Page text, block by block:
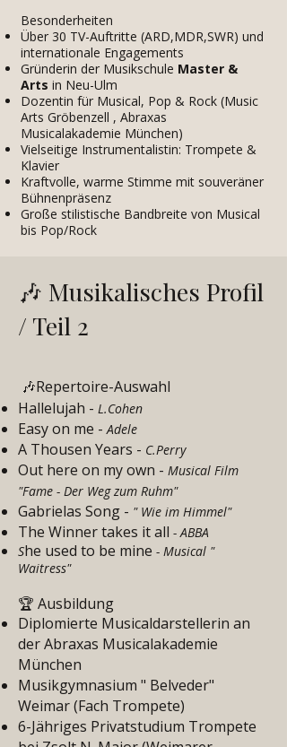
Besonderheiten​
Über 30 TV-Auftritte (ARD,MDR,SWR) und
internationale Engagements
Gründerin der Musikschule Master &
Arts in Neu-Ulm
Dozentin für Musical, Pop & Rock (Music
Arts Gröbenzell , Abraxas
Musicalakademie München)
Vielseitige Instrumentalistin: Trompete &
Klavier
Kraftvolle, warme Stimme mit souveräner
Bühnenpräsenz
Große stilistische Bandbreite von Musical
bis Pop/Rock
🎶 Musikalisches Profil
/ Teil 2
🎶Repertoire-Auswahl
Hallelujah - L.Cohen
Easy on me -Adele
A Thousen Years - C.Perry
Out here on my own - Musical Film
"Fame - Der Weg zum Ruhm"
Gabrielas Song - " Wie im Himmel"
The Winner takes it all - ABBA
She used to be mine - Musical "
Waitress"
🏆 Ausbildung
Diplomierte Musicaldarstellerin an
der Abraxas Musicalakademie
München
Musikgymnasium " Belveder"
Weimar (Fach Trompete)
6-Jähriges Privatstudium Trompete